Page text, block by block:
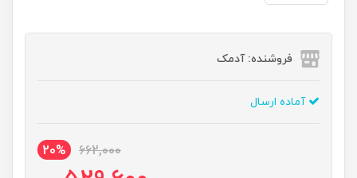
فروشنده: آدمک
آماده ارسال
662,000
20%